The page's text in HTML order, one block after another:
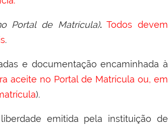
Portal de Matrícula). Todos devem
.
e documentação encaminhada à
aceite no Portal de Matrícula ou, em
).
emitida pela instituição de